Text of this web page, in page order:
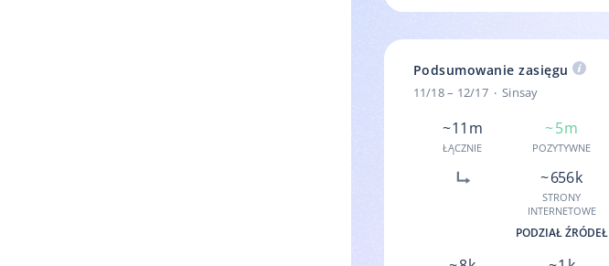
0.83
Podsumowanie zasięgu
11/18 – 12/17 Sinsay
~ 11 m
ŁĄCZNIE
~ 5 m
POZYTYWNE
~ 656 k
STRONY
INTERNETOWE
PODZIAŁ ŹRÓDEŁ